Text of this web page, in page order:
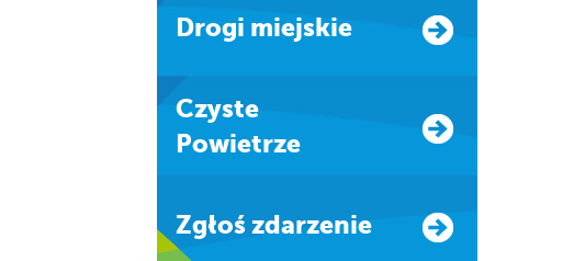
Drogi miejskie
Czyste
Powietrze
Zgłoś zdarzenie